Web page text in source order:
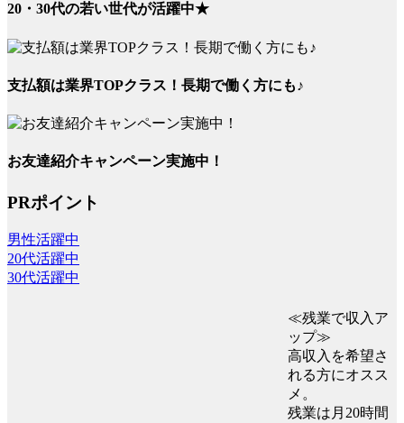
20・30代の若い世代が活躍中★
支払額は業界TOPクラス！長期で働く方にも♪
お友達紹介キャンペーン実施中！
PRポイント
男性活躍中
20代活躍中
30代活躍中
≪残業で収入ア
ップ≫
高収入を希望さ
れる方にオスス
メ。
残業は月20時間